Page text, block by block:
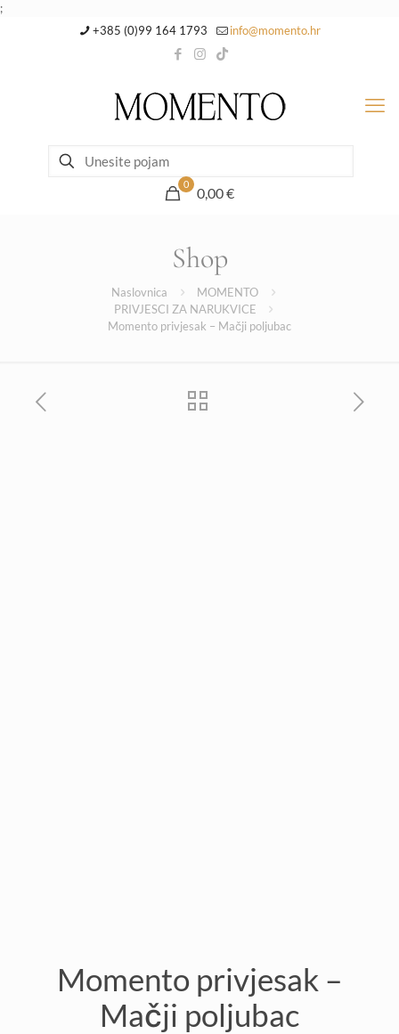
;
+385 (0)99 164 1793
info@momento.hr
0
0,00 €
Shop
Naslovnica
MOMENTO
PRIVJESCI ZA NARUKVICE
Momento privjesak – Mačji poljubac
Momento privjesak –
Mačji poljubac